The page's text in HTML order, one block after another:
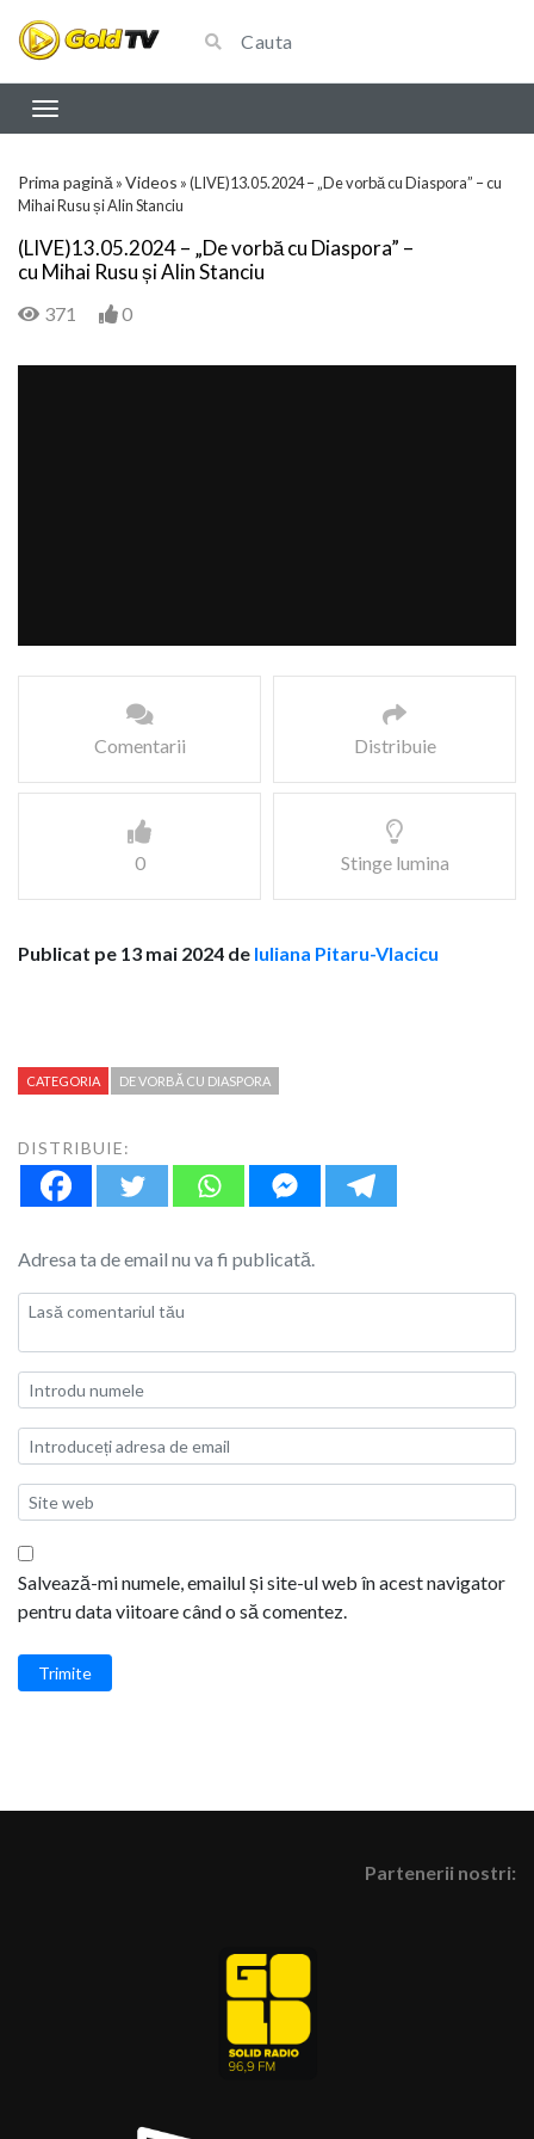
Prima pagină »Videos »(LIVE)13.05.2024 – „De vorbă cu Diaspora” – cu
Mihai Rusu și Alin Stanciu
(LIVE)13.05.2024 – „De vorbă cu Diaspora” –
cu Mihai Rusu și Alin Stanciu
371 0
Comentarii Distribuie
0 Stinge lumina
Publicat pe 13 mai 2024 de Iuliana Pitaru-Vlacicu
CATEGORIA DE VORBĂ CU DIASPORA
DISTRIBUIE:
Adresa ta de email nu va fi publicată.
Salvează-mi numele, emailul și site-ul web în acest navigator
pentru data viitoare când o să comentez.
Trimite
Partenerii nostri: